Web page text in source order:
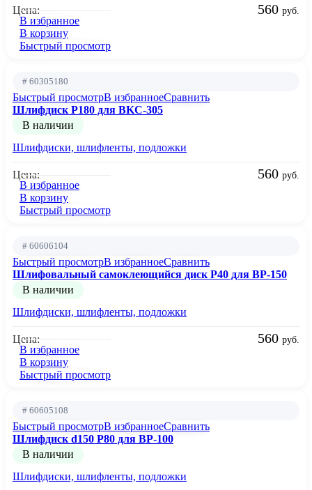
Цена: 560 руб.
В избранное
В корзину
Быстрый просмотр
# 60305180
Быстрый просмотрВ избранноеСравнить
Шлифдиск Р180 для BKC-305
В наличии
Шлифдиски, шлифленты, подложки
Цена: 560 руб.
В избранное
В корзину
Быстрый просмотр
# 60606104
Быстрый просмотрВ избранноеСравнить
Шлифовальный самоклеющийся диск P40 для BP-150
В наличии
Шлифдиски, шлифленты, подложки
Цена: 560 руб.
В избранное
В корзину
Быстрый просмотр
# 60605108
Быстрый просмотрВ избранноеСравнить
Шлифдиск d150 Р80 для BP-100
В наличии
Шлифдиски, шлифленты, подложки